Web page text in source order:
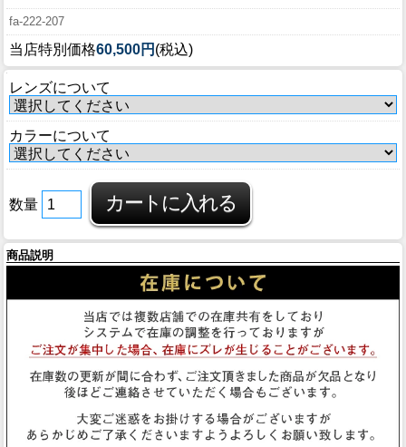
COMPANY
インフォメーション
INFORMATION
fa-222-207
当店特別価格60,500円 (税込)
レンズについて
カラーについて
数量
商品説明